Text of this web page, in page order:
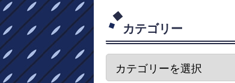
カテゴリー